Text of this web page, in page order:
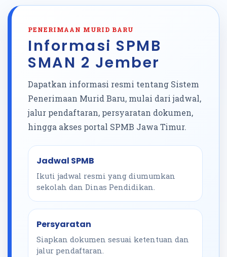
PENERIMAAN MURID BARU
Informasi SPMB
SMAN 2 Jember
Dapatkan informasi resmi tentang Sistem
Penerimaan Murid Baru, mulai dari jadwal,
jalur pendaftaran, persyaratan dokumen,
hingga akses portal SPMB Jawa Timur.
Jadwal SPMB
Ikuti jadwal resmi yang diumumkan
sekolah dan Dinas Pendidikan.
Persyaratan
Siapkan dokumen sesuai ketentuan dan
jalur pendaftaran.